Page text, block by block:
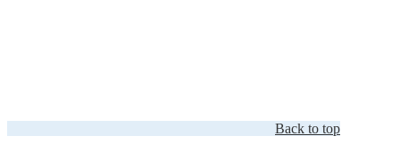
Back to top